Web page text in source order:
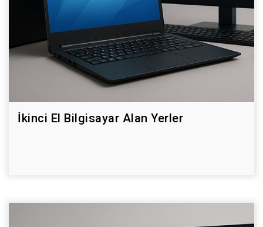
İkinci El Bilgisayar Alan Yerler